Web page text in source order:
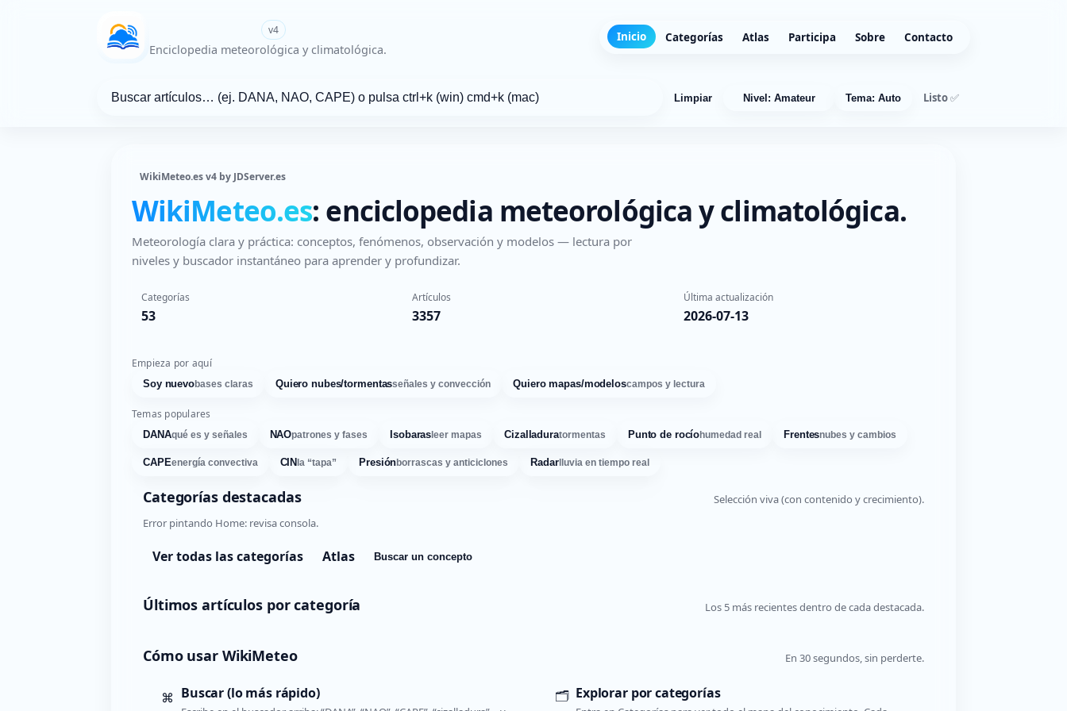
WikiMeteo.es v4
Enciclopedia meteorológica y climatológica.
Inicio Categorías Atlas Participa Sobre Contacto
Limpiar Nivel: Amateur Tema: Auto Listo ✅
WikiMeteo.es v4 by JDServer.es
WikiMeteo.es: enciclopedia meteorológica y climatológica.
Meteorología clara y práctica: conceptos, fenómenos, observación y modelos — lectura por
niveles y buscador instantáneo para aprender y profundizar.
Categorías
53
Artículos
3357
Última actualización
2026-07-13
Empieza por aquí
Soy nuevobases claras Quiero nubes/tormentasseñales y convección Quiero mapas/modeloscampos y lectura
Temas populares
DANAqué es y señales NAOpatrones y fases Isobarasleer mapas Cizalladuratormentas Punto de rocíohumedad real Frentesnubes y cambios
CAPEenergía convectiva CIN la “tapa” Presiónborrascas y anticiclones Radarlluvia en tiempo real
Categorías destacadas
Selección viva (con contenido y crecimiento).
Error pintando Home: revisa consola.
Ver todas las categorías Atlas Buscar un concepto
Últimos artículos por categoría Los 5 más recientes dentro de cada destacada.
Cómo usar WikiMeteo En 30 segundos, sin perderte.
⌘ Buscar (lo más rápido) 🗂️ Explorar por categorías